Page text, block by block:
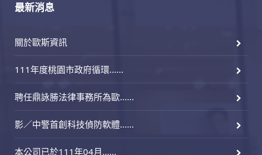
最新消息
關於歐斯資訊
111年度桃園市政府循環......
聘任鼎詠勝法律事務所為歐......
影／中警首創科技偵防軟體......
本公司已於111年04月......